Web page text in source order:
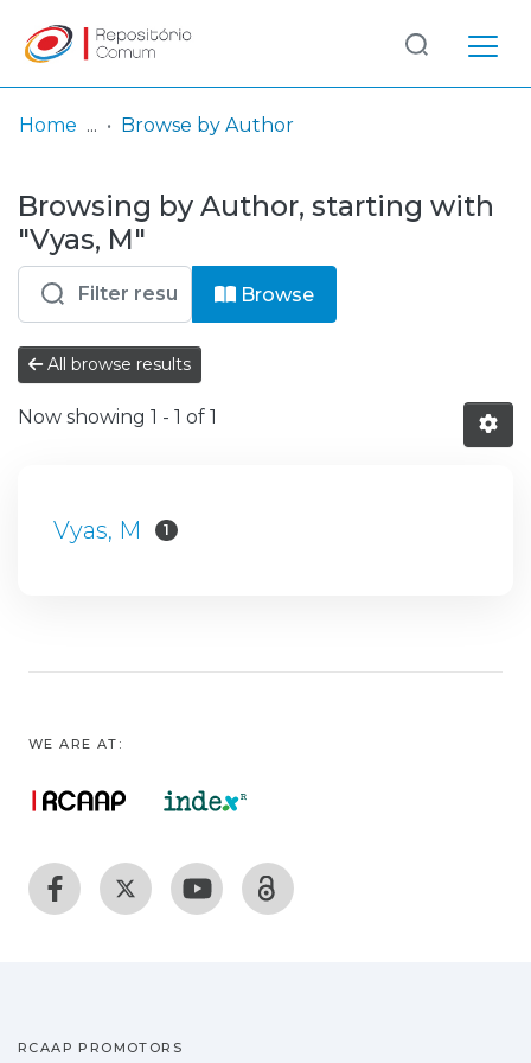
& Collections
Browse repository
Entities
Log
In
(current)
Home Browse by Author
Browsing by Author, starting with
"Vyas, M"
Browse
All browse results
Now showing 1 - 1 of 1
Vyas, M 1
WE ARE AT:
RCAAP PROMOTORS